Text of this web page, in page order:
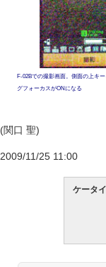
F-02Bでの撮影画面。側面の上キ
グフォーカスがONになる
(関口 聖)
2009/11/25 11:00
ケータ